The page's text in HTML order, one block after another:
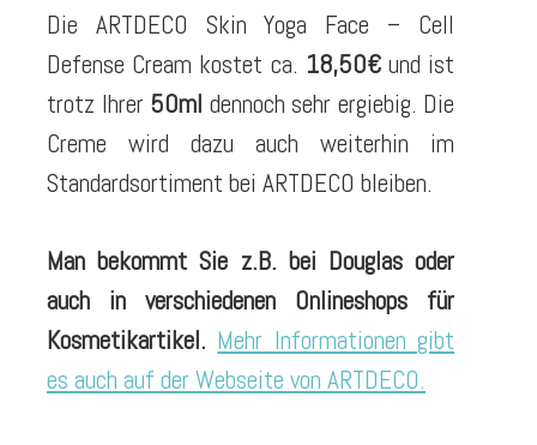
Die ARTDECO Skin Yoga Face – Cell
Defense Cream kostet ca. 18,50€und ist
trotz Ihrer 50ml dennoch sehr ergiebig. Die
Creme wird dazu auch weiterhin im
Standardsortiment bei ARTDECO bleiben.
Man bekommt Sie z.B. bei Douglas oder
auch in verschiedenen Onlineshops für
Kosmetikartikel. Mehr Informationen gibt
es auch auf der Webseite von ARTDECO.